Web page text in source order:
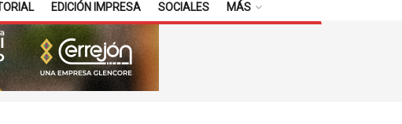
EDICIÓN IMPRESA SOCIALES MÁS